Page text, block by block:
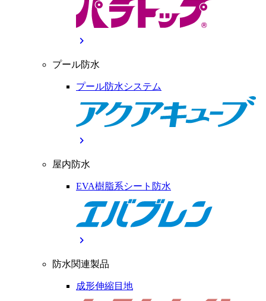
chevron_right
プール防水
プール防水システム
chevron_right
屋内防水
EVA樹脂系シート防水
chevron_right
防水関連製品
成形伸縮目地